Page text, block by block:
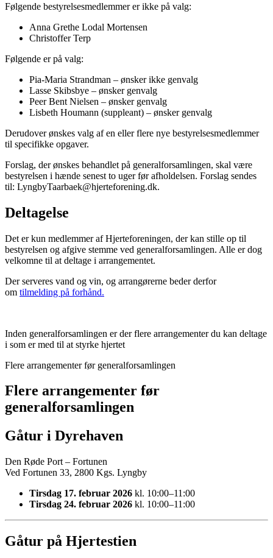
Følgende bestyrelsesmedlemmer er ikke på valg:
Anna Grethe Lodal Mortensen
Christoffer Terp
Følgende er på valg:
Pia-Maria Strandman – ønsker ikke genvalg
Lasse Skibsbye – ønsker genvalg
Peer Bent Nielsen – ønsker genvalg
Lisbeth Houmann (suppleant) – ønsker genvalg
Derudover ønskes valg af en eller flere nye bestyrelsesmedlemmer
til specifikke opgaver.
Forslag, der ønskes behandlet på generalforsamlingen, skal være
bestyrelsen i hænde senest to uger før afholdelsen. Forslag sendes
til: LyngbyTaarbaek@hjerteforening.dk.
Deltagelse
Det er kun medlemmer af Hjerteforeningen, der kan stille op til
bestyrelsen og afgive stemme ved generalforsamlingen. Alle er dog
velkomne til at deltage i arrangementet.
Der serveres vand og vin, og arrangørerne beder derfor
om tilmelding på forhånd.
Inden generalforsamlingen er der flere arrangementer du kan deltage
i som er med til at styrke hjertet
Flere arrangementer før generalforsamlingen
Flere arrangementer før
generalforsamlingen
Gåtur i Dyrehaven
Den Røde Port – Fortunen
Ved Fortunen 33, 2800 Kgs. Lyngby
Tirsdag 17. februar 2026 kl. 10:00–11:00
Tirsdag 24. februar 2026 kl. 10:00–11:00
Gåtur på Hjertestien